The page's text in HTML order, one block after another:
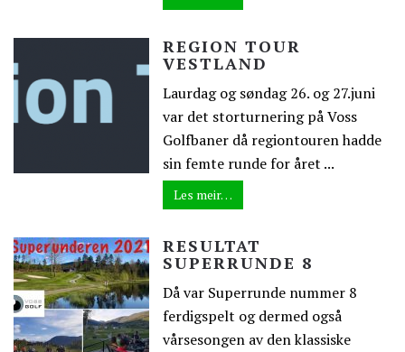
REGION TOUR
VESTLAND
Laurdag og søndag 26. og 27.juni
var det storturnering på Voss
Golfbaner då regiontouren hadde
sin femte runde for året ...
Les meir…
RESULTAT
SUPERRUNDE 8
Då var Superrunde nummer 8
ferdigspelt og dermed også
vårsesongen av den klassiske